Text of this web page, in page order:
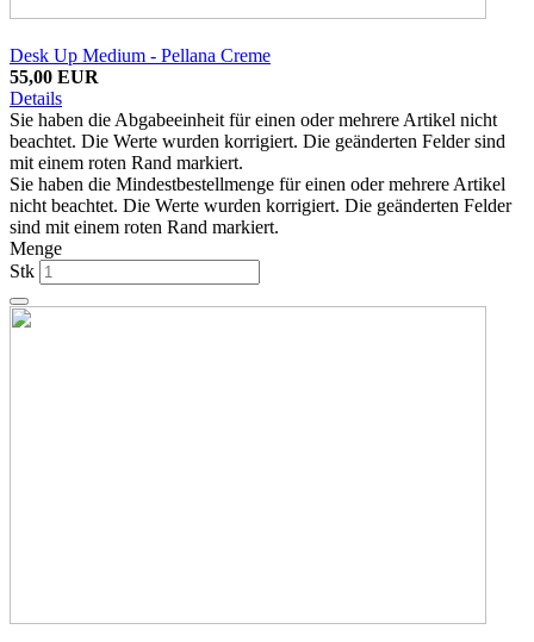
Desk Up Medium - Pellana Creme
55,00 EUR
Details
Sie haben die Abgabeeinheit für einen oder mehrere Artikel nicht
beachtet. Die Werte wurden korrigiert. Die geänderten Felder sind
mit einem roten Rand markiert.
Sie haben die Mindestbestellmenge für einen oder mehrere Artikel
nicht beachtet. Die Werte wurden korrigiert. Die geänderten Felder
sind mit einem roten Rand markiert.
Menge
Stk